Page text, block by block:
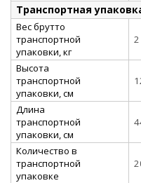
Транспортная
Вес брутто
транспортной
упаковки, кг
2
Высота
транспортной
упаковки, см
Длина
транспортной
упаковки, см
Количество в
транспортной
упаковке